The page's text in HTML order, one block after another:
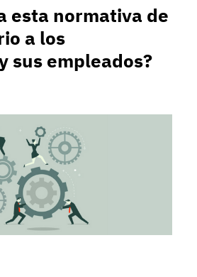
esta normativa de
a los
sus empleados?